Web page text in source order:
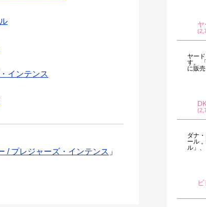
インテンス
/ プレジャーズ・インテンス 」
ヤー
す。
に販
ダナ
ール
ル」